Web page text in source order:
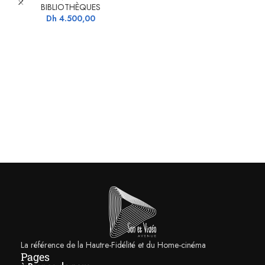
d’un diamètre supérieur de 70 %, la tenue en puissance est maximisée,
tout en maximisant le contrôle de la membrane, pour une restitution plus
BIBLIOTHÈQUES
Dh 4.500,00
La référence de la Hautre-Fidélité et du Home-cinéma
Pages